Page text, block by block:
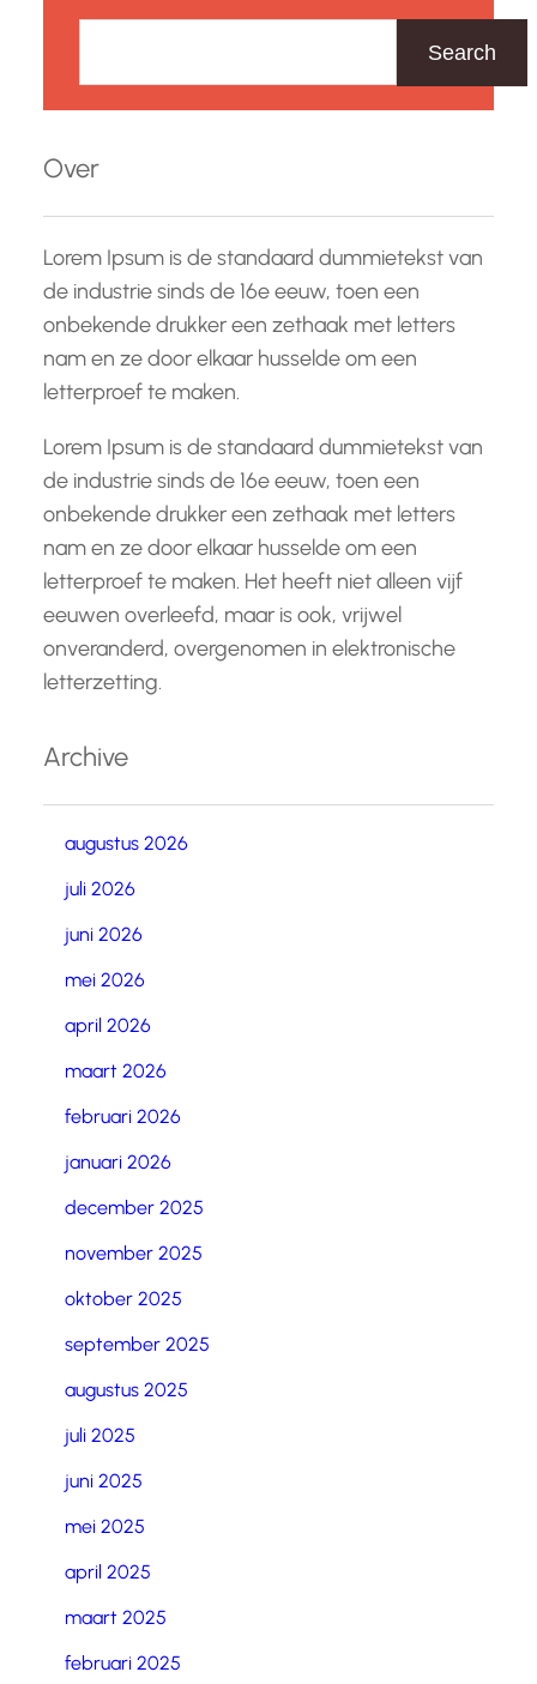
k
n
Search
Over
Lorem Ipsum is de standaard dummietekst van
de industrie sinds de 16e eeuw, toen een
onbekende drukker een zethaak met letters
nam en ze door elkaar husselde om een
letterproef te maken.
Lorem Ipsum is de standaard dummietekst van
de industrie sinds de 16e eeuw, toen een
onbekende drukker een zethaak met letters
nam en ze door elkaar husselde om een
letterproef te maken. Het heeft niet alleen vijf
eeuwen overleefd, maar is ook, vrijwel
onveranderd, overgenomen in elektronische
letterzetting.
Archive
augustus 2026
juli 2026
juni 2026
mei 2026
april 2026
maart 2026
februari 2026
januari 2026
december 2025
november 2025
oktober 2025
september 2025
augustus 2025
juli 2025
juni 2025
mei 2025
april 2025
maart 2025
februari 2025